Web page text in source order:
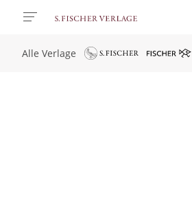
Alle Verlage